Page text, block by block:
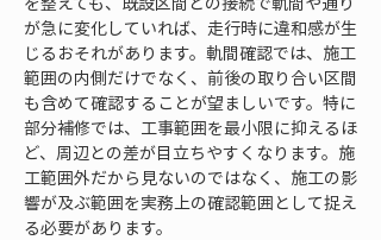
が急に変化していれば、走行時に違和感が生
じるおそれがあります。軌間確認では、施工
範囲の内側だけでなく、前後の取り合い区間
も含めて確認することが望ましいです。特に
部分補修では、工事範囲を最小限に抑えるほ
ど、周辺との差が目立ちやすくなります。施
工範囲外だから見ないのではなく、施工の影
響が及ぶ範囲を実務上の確認範囲として捉え
る必要があります。